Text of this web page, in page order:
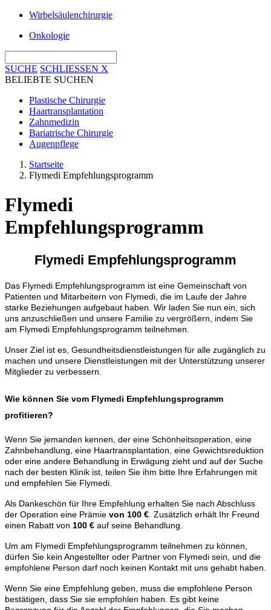
Wirbelsäulenchirurgie
Onkologie
SUCHE SCHLIESSEN X
BELIEBTE SUCHEN
Plastische Chirurgie
Haartransplantation
Zahnmedizin
Bariatrische Chirurgie
Augenpflege
Startseite
Flymedi Empfehlungsprogramm
Flymedi
Empfehlungsprogramm
Flymedi Empfehlungsprogramm
Das Flymedi Empfehlungsprogramm ist eine Gemeinschaft von
Patienten und Mitarbeitern von Flymedi, die im Laufe der Jahre
starke Beziehungen aufgebaut haben. Wir laden Sie nun ein, sich
uns anzuschließen und unsere Familie zu vergrößern, indem Sie
am Flymedi Empfehlungsprogramm teilnehmen.
Unser Ziel ist es, Gesundheitsdienstleistungen für alle zugänglich zu
machen und unsere Dienstleistungen mit der Unterstützung unserer
Mitglieder zu verbessern.
Wie können Sie vom Flymedi Empfehlungsprogramm
profitieren?
Wenn Sie jemanden kennen, der eine Schönheitsoperation, eine
Zahnbehandlung, eine Haartransplantation, eine Gewichtsreduktion
oder eine andere Behandlung in Erwägung zieht und auf der Suche
nach der besten Klinik ist, teilen Sie ihm bitte Ihre Erfahrungen mit
und empfehlen Sie Flymedi.
Als Dankeschön für Ihre Empfehlung erhalten Sie nach Abschluss
der Operation eine Prämie von 100 € . Zusätzlich erhält Ihr Freund
einen Rabatt von 100 € auf seine Behandlung.
Um am Flymedi Empfehlungsprogramm teilnehmen zu können,
dürfen Sie kein Angestellter oder Partner von Flymedi sein, und die
empfohlene Person darf noch keinen Kontakt mit uns gehabt haben.
Wenn Sie eine Empfehlung geben, muss die empfohlene Person
bestätigen, dass Sie sie empfohlen haben. Es gibt keine